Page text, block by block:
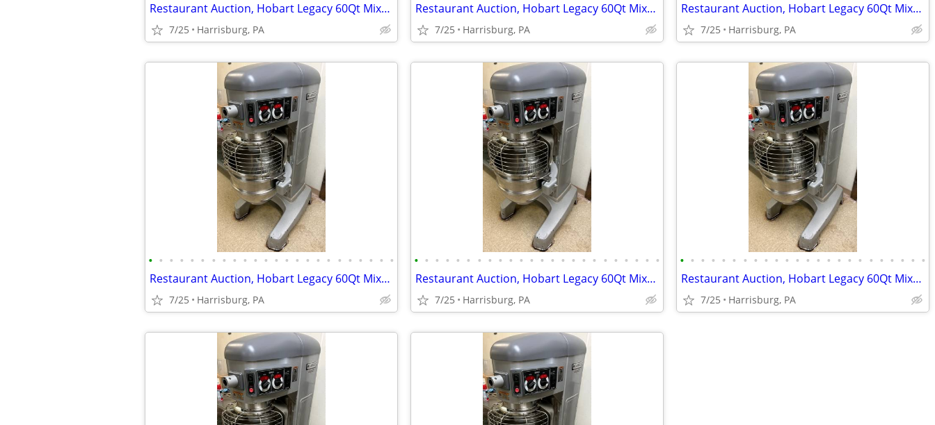
Restaurant Auction, Hobart Legacy 60Qt Mixer, Norlake Walk-in Freezer
7/25 Harrisburg, PA
Restaurant Auction, Hobart Legacy 60Qt Mixer, Norlake Walk-in Freezer
7/25 Harrisburg, PA
Restaurant Auction, Hobart Legacy 60Qt Mixer, Norlake Walk-in Freezer
7/25 Harrisburg, PA
• • • • • • • • • • • • • • • • • • • • • • • •
Restaurant Auction, Hobart Legacy 60Qt Mixer, Norlake Walk-in Freezer
7/25 Harrisburg, PA
• • • • • • • • • • • • • • • • • • • • • • • •
Restaurant Auction, Hobart Legacy 60Qt Mixer, Norlake Walk-in Freezer
7/25 Harrisburg, PA
• • • • • • • • • • • • • • • • • • • • • • • •
Restaurant Auction, Hobart Legacy 60Qt Mixer, Norlake Walk-in Freezer
7/25 Harrisburg, PA